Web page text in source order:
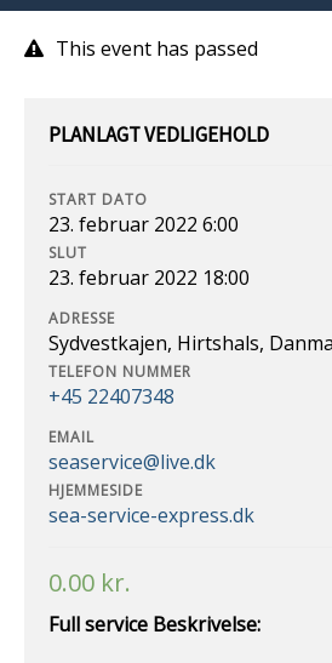
This event has passed
PLANLAGT VEDLIGEHOLD
START DATO
23. februar 2022 6:00
SLUT
23. februar 2022 18:00
ADRESSE
Sydvestkajen, Hirtshals,
TELEFON NUMMER
+45 22407348
EMAIL
seaservice@live.dk
HJEMMESIDE
sea-service-express.dk
0.00 kr.
Full service